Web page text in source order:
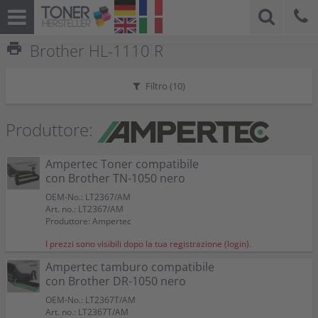
print Brother HL-1110 R
Filtro (10)
Produttore:
Ampertec Toner compatibile
con Brother TN-1050 nero
OEM-No.: LT2367/AM
Art. no.: LT2367/AM
Produttore: Ampertec
I prezzi sono visibili dopo la tua registrazione (login).
Ampertec tamburo compatibile
con Brother DR-1050 nero
OEM-No.: LT2367T/AM
Art. no.: LT2367T/AM